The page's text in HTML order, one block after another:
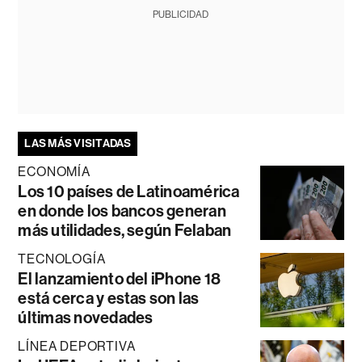
PUBLICIDAD
LAS MÁS VISITADAS
ECONOMÍA
Los 10 países de Latinoamérica
en donde los bancos generan
más utilidades, según Felaban
TECNOLOGÍA
El lanzamiento del iPhone 18
está cerca y estas son las
últimas novedades
LÍNEA DEPORTIVA